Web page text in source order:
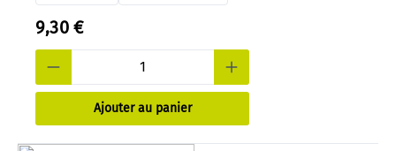
9,30 €
Ajouter au panier